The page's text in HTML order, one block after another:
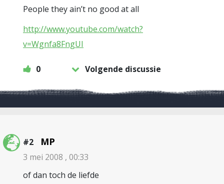
People they ain’t no good at all
http://www.youtube.com/watch?
v=Wgnfa8FngUI
0 Volgende discussie
#2 MP
3 mei 2008 , 00:33
of dan toch de liefde